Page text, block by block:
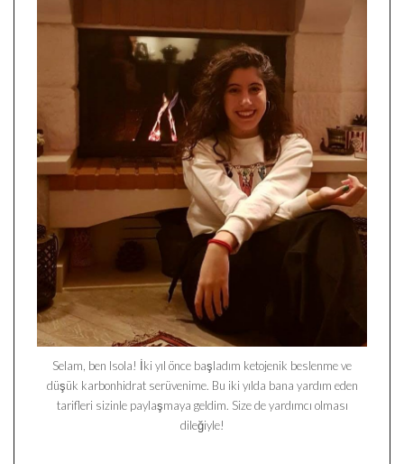
Selam, ben Isola! İki yıl önce başladım ketojenik beslenme ve
düşük karbonhidrat serüvenime. Bu iki yılda bana yardım eden
tarifleri sizinle paylaşmaya geldim. Size de yardımcı olması
dileğiyle!